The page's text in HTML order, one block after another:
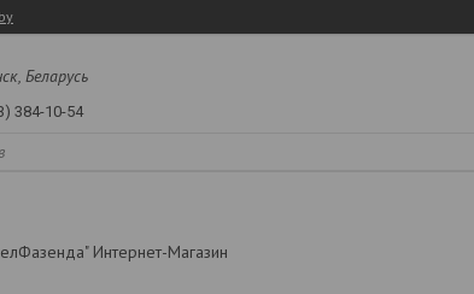
Беларусь
384-10-54
Интернет-Магазин